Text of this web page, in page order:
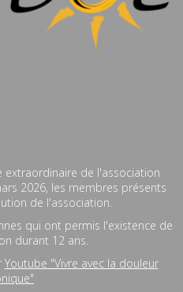
extraordinaire de l'association
2026, les membres présents
de l'association.
qui ont permis l'existence de
durant 12 ans.
Youtube "Vivre avec la douleur